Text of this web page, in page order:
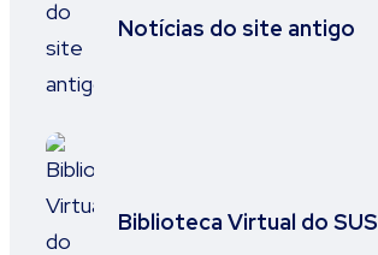
Notícias do site antigo
Biblioteca Virtual do SUS